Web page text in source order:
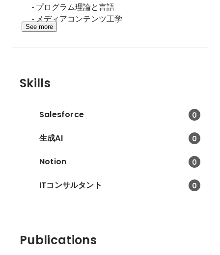
- プログラム理論と言語
- メディアコンテンツ工学
See more
Skills
Salesforce 0
生成AI 0
Notion 0
ITコンサルタント 0
Publications